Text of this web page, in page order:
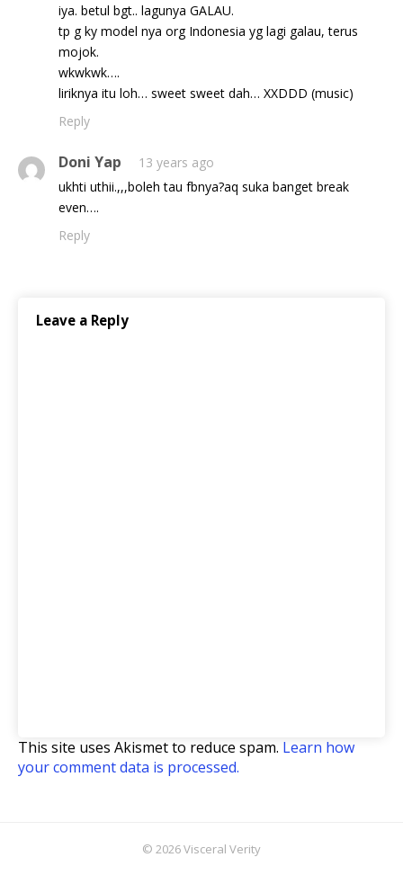
iya. betul bgt.. lagunya GALAU.
tp g ky model nya org Indonesia yg lagi galau, terus
mojok.
wkwkwk….
liriknya itu loh… sweet sweet dah… XXDDD (music)
Reply
Doni Yap
13 years ago
ukhti uthii.,,,boleh tau fbnya?aq suka banget break
even….
Reply
Leave a Reply
This site uses Akismet to reduce spam. Learn how
your comment data is processed.
© 2026 Visceral Verity